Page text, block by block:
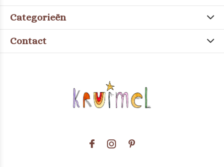
Categorieën
Contact